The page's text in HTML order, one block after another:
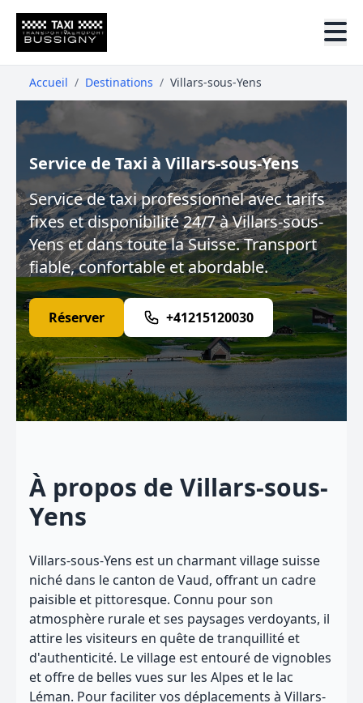
Accueil / Destinations / Villars-sous-Yens
Service de Taxi à Villars-sous-Yens
Service de taxi professionnel avec tarifs
fixes et disponibilité 24/7 à Villars-sous-
Yens et dans toute la Suisse. Transport
fiable, confortable et abordable.
Réserver +41215120030
À propos de Villars-sous-
Yens
Villars-sous-Yens est un charmant village suisse
niché dans le canton de Vaud, offrant un cadre
paisible et pittoresque. Connu pour son
atmosphère rurale et ses paysages verdoyants, il
attire les visiteurs en quête de tranquillité et
d'authenticité. Le village est entouré de vignobles
et offre de belles vues sur les Alpes et le lac
Léman. Pour faciliter vos déplacements à Villars-